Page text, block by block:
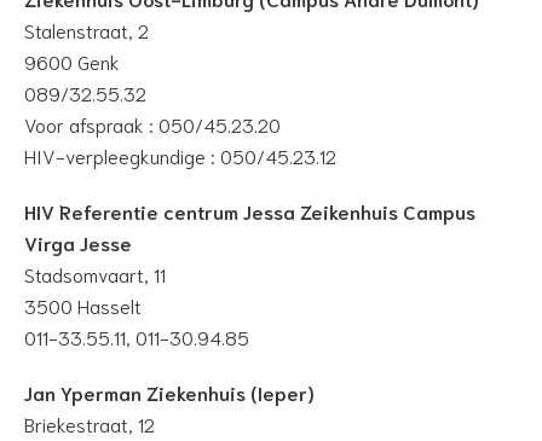
Stalenstraat, 2
9600 Genk
089/32.55.32
Voor afspraak : 050/45.23.20
HIV-verpleegkundige : 050/45.23.12
HIV Referentie centrum Jessa Zeikenhuis Campus
Virga Jesse
Stadsomvaart, 11
3500 Hasselt
011-33.55.11, 011-30.94.85
Jan Yperman Ziekenhuis (Ieper)
Briekestraat, 12